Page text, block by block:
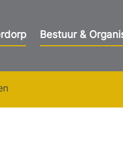
Bestuur &